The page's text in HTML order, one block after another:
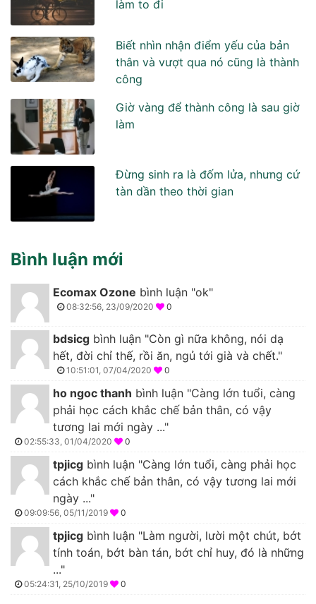
làm to đi
Biết nhìn nhận điểm yếu của bản
thân và vượt qua nó cũng là thành
công
Giờ vàng để thành công là sau giờ
làm
Đừng sinh ra là đốm lửa, nhưng cứ
tàn dần theo thời gian
Bình luận mới
Ecomax Ozone bình luận "ok"
08:32:56, 23/09/2020 0
bdsicg bình luận "Còn gì nữa không, nói dạ
hết, đời chỉ thế, rồi ăn, ngủ tới già và chết."
10:51:01, 07/04/2020 0
ho ngoc thanh bình luận "Càng lớn tuổi, càng
phải học cách khắc chế bản thân, có vậy
tương lai mới ngày ..."
02:55:33, 01/04/2020 0
tpjicg bình luận "Càng lớn tuổi, càng phải học
cách khắc chế bản thân, có vậy tương lai mới
ngày ..."
09:09:56, 05/11/2019 0
tpjicg bình luận "Làm người, lười một chút, bớt
tính toán, bớt bàn tán, bớt chỉ huy, đó là những
..."
05:24:31, 25/10/2019 0